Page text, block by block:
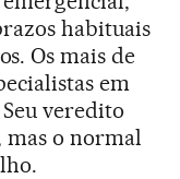
habituais
Os mais de
em
veredito
o normal